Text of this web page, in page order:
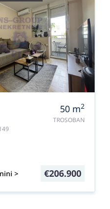
50 m2
TROSOBAN
> €206.900